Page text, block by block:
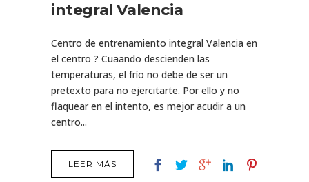
integral Valencia
Centro de entrenamiento integral Valencia en
el centro ? Cuaando descienden las
temperaturas, el frío no debe de ser un
pretexto para no ejercitarte. Por ello y no
flaquear en el intento, es mejor acudir a un
centro...
LEER MÁS